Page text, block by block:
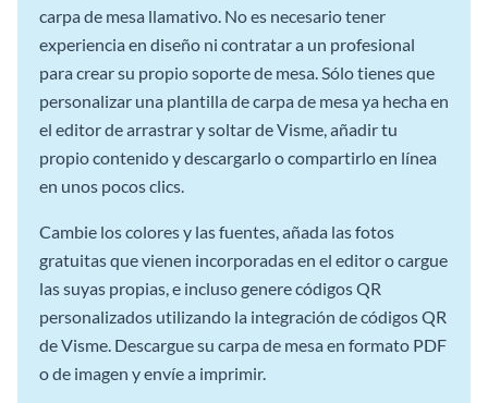
carpa de mesa llamativo. No es necesario tener
experiencia en diseño ni contratar a un profesional
para crear su propio soporte de mesa. Sólo tienes que
personalizar una plantilla de carpa de mesa ya hecha en
el editor de arrastrar y soltar de Visme, añadir tu
propio contenido y descargarlo o compartirlo en línea
en unos pocos clics.
Cambie los colores y las fuentes, añada las fotos
gratuitas que vienen incorporadas en el editor o cargue
las suyas propias, e incluso genere códigos QR
personalizados utilizando la integración de códigos QR
de Visme. Descargue su carpa de mesa en formato PDF
o de imagen y envíe a imprimir.